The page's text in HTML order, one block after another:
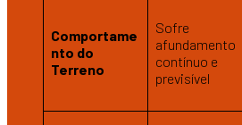
Comportame
nto do
Terreno
Sofre
afundamento
contínuo e
previsível